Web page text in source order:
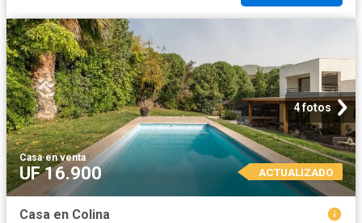
4 fotos
Casa·en venta
UF 16.900 ACTUALIZADO
Casa en Colina